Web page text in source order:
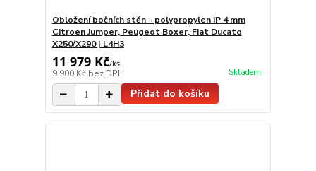
Obložení bočních stěn - polypropylen IP 4 mm
Citroen Jumper, Peugeot Boxer, Fiat Ducato
X250/X290 | L4H3
11 979 Kč/ks
9 900 Kč bez DPH Skladem
Přidat do košíku